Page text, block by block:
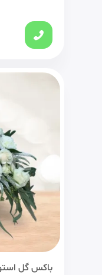
باکس گل